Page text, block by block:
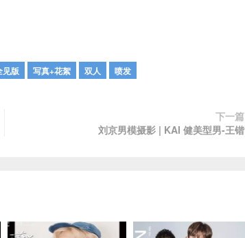
见版 写真+花絮 双人 喷发
下一篇
刘京男模摄影 | KAI 健美型男-王锴